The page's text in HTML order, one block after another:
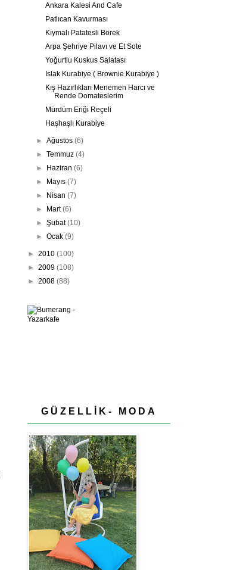
Ankara Kalesi And Cafe
Patlıcan Kavurması
Kıymalı Patatesli Börek
Arpa Şehriye Pilavı ve Et Sote
Yoğurtlu Kuskus Salatası
Islak Kurabiye ( Brownie Kurabiye )
Kış Hazırlıkları Menemen Harcı ve
Rende Domateslerim
Mürdüm Eriği Reçeli
Haşhaşlı Kurabiye
►Ağustos(6)
►Temmuz(4)
► Haziran(6)
► Mayıs(7)
► Nisan(7)
► Mart(6)
►Şubat(10)
►Ocak(9)
► 2010 (100)
► 2009 (108)
► 2008 (88)
GÜZELLİK- MODA